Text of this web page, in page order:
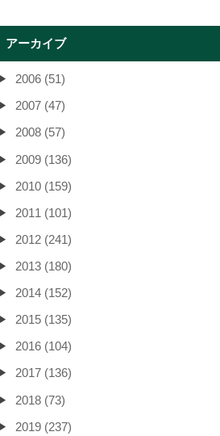
アーカイブ
2006 (51)
2007 (47)
2008 (57)
2009 (136)
2010 (159)
2011 (101)
2012 (241)
2013 (180)
2014 (152)
2015 (135)
2016 (104)
2017 (136)
2018 (73)
2019 (237)